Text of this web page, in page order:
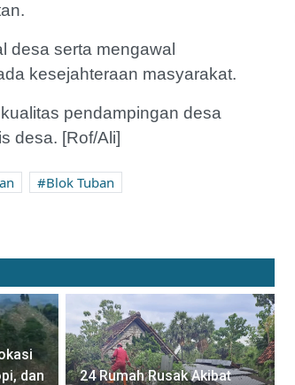
desa serta mengawal
kesejahteraan masyarakat.
pendampingan desa
desa. [Rof/Ali]
Blok Tuban
dan
24 Rumah Rusak Akibat